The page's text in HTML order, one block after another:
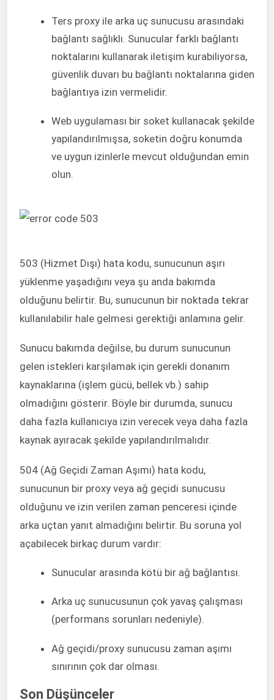
Ters proxy ile arka uç sunucusu arasındaki
bağlantı sağlıklı. Sunucular farklı bağlantı
noktalarını kullanarak iletişim kurabiliyorsa,
güvenlik duvarı bu bağlantı noktalarına giden
bağlantıya izin vermelidir.
Web uygulaması bir soket kullanacak şekilde
yapılandırılmışsa, soketin doğru konumda
ve uygun izinlerle mevcut olduğundan emin
olun.
503 (Hizmet Dışı) hata kodu, sunucunun aşırı
yüklenme yaşadığını veya şu anda bakımda
olduğunu belirtir. Bu, sunucunun bir noktada tekrar
kullanılabilir hale gelmesi gerektiği anlamına gelir.
Sunucu bakımda değilse, bu durum sunucunun
gelen istekleri karşılamak için gerekli donanım
kaynaklarına (işlem gücü, bellek vb.) sahip
olmadığını gösterir. Böyle bir durumda, sunucu
daha fazla kullanıcıya izin verecek veya daha fazla
kaynak ayıracak şekilde yapılandırılmalıdır.
504 (Ağ Geçidi Zaman Aşımı) hata kodu,
sunucunun bir proxy veya ağ geçidi sunucusu
olduğunu ve izin verilen zaman penceresi içinde
arka uçtan yanıt almadığını belirtir. Bu soruna yol
açabilecek birkaç durum vardır:
Sunucular arasında kötü bir ağ bağlantısı.
Arka uç sunucusunun çok yavaş çalışması
(performans sorunları nedeniyle).
Ağ geçidi/proxy sunucusu zaman aşımı
sınırının çok dar olması.
Son Düşünceler